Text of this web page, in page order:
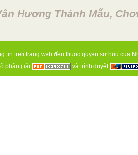
Hương Thánh Mẫu,
tin trên trang web đều thuộc quyền sở hữu của
phân giải
và trình duyệt